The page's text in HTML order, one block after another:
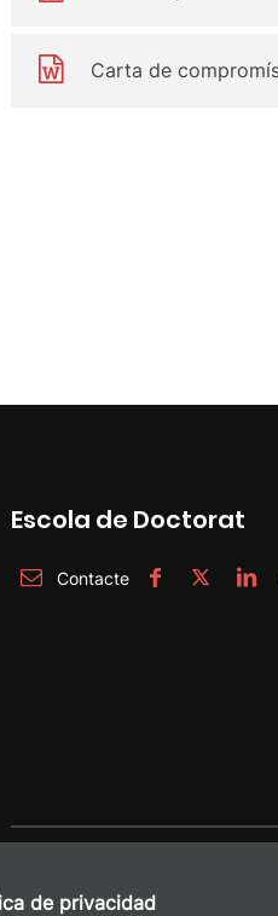
Carta de
Escola de Doctorat
Contacte
de privacidad